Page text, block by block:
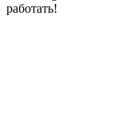
работать!